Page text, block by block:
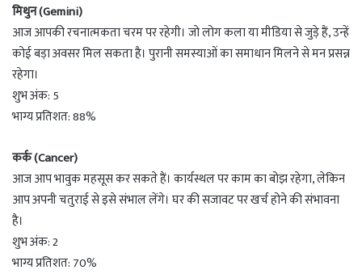
मिथुन (Gemini)
आज आपकी रचनात्मकता चरम पर रहेगी। जो लोग कला या मीडिया से जुड़े हैं, उन्हें
कोई बड़ा अवसर मिल सकता है। पुरानी समस्याओं का समाधान मिलने से मन प्रसन्न
रहेगा।
शुभ अंक: 5
भाग्य प्रतिशत: 88%
कर्क (Cancer)
आज आप भावुक महसूस कर सकते हैं। कार्यस्थल पर काम का बोझ रहेगा, लेकिन
आप अपनी चतुराई से इसे संभाल लेंगे। घर की सजावट पर खर्च होने की संभावना
है।
शुभ अंक: 2
भाग्य प्रतिशत: 70%